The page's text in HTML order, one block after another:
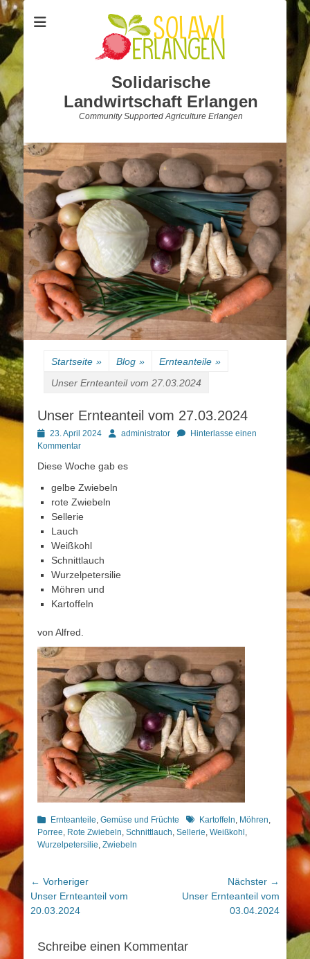
Solidarische
Landwirtschaft Erlangen
Community Supported Agriculture Erlangen
Startseite » Blog » Ernteanteile »
Unser Ernteanteil vom 27.03.2024
Unser Ernteanteil vom 27.03.2024
Posted
on
23. April 2024 Autoradministrator
Hinterlasse einen
Kommentar
Diese Woche gab es
gelbe Zwiebeln
rote Zwiebeln
Sellerie
Lauch
Weißkohl
Schnittlauch
Wurzelpetersilie
Möhren und
Kartoffeln
von Alfred.
Kategorien
Ernteanteile, Gemüse und Früchte Schlagworte
Kartoffeln, Möhren,
Porree, Rote Zwiebeln, Schnittlauch, Sellerie, Weißkohl ,
Wurzelpetersilie, Zwiebeln
Beitragsnavigation
← Vorheriger
Vorheriger
Beitrag:
Unser Ernteanteil vom
20.03.2024
Nächster →
NächsterUnser Ernteanteil vom
03.04.2024
Schreibe einen Kommentar